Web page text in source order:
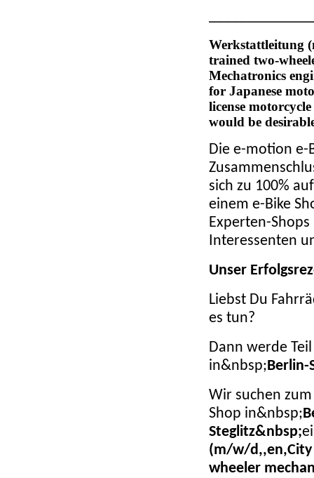
Werkstattleitung
trained two-
Mechatronics
for Japanese
license
would be
Die e-motion e-
sich zu 100%
einem e-Bike
Experten-
Interessenten
Unser
Liebst Du
es tun?
Dann werde
in&nbsp;
Wir suchen
Shop in&nbsp;
Steglitz&nbsp;
(m/w/d,,en,City
wheeler